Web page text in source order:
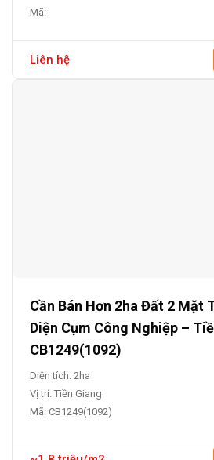
Mã:
Liên hệ
Cần Bán Hơn 2ha Đất 2 Mặt
Diện Cụm Công Nghiệp –
CB1249(1092)
Diện tích: 2ha
Vị trí: Tiền Giang
Mã: CB1249(1092)